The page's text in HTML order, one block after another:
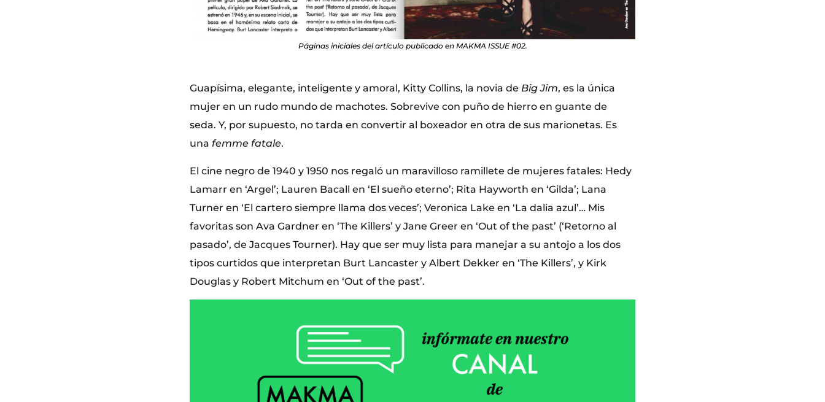
Páginas iniciales del artículo publicado en MAKMA ISSUE #02.
Guapísima, elegante, inteligente y amoral, Kitty Collins, la novia de Big Jim, es la única
mujer en un rudo mundo de machotes. Sobrevive con puño de hierro en guante de
seda. Y, por supuesto, no tarda en convertir al boxeador en otra de sus marionetas. Es
una femme fatale.
El cine negro de 1940 y 1950 nos regaló un maravilloso ramillete de mujeres fatales: Hedy
Lamarr en ‘Argel’; Lauren Bacall en ‘El sueño eterno’; Rita Hayworth en ‘Gilda’; Lana
Turner en ‘El cartero siempre llama dos veces’; Veronica Lake en ‘La dalia azul’… Mis
favoritas son Ava Gardner en ‘The Killers’ y Jane Greer en ‘Out of the past’ (‘Retorno al
pasado’, de Jacques Tourner). Hay que ser muy lista para manejar a su antojo a los dos
tipos curtidos que interpretan Burt Lancaster y Albert Dekker en ‘The Killers’, y Kirk
Douglas y Robert Mitchum en ‘Out of the past’.